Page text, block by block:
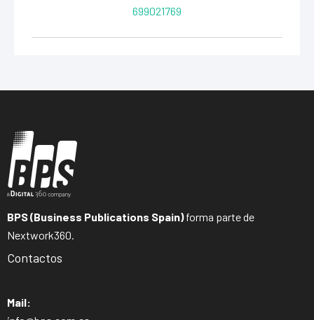
699021769
BPS (Business Publications Spain)forma parte de
Nextwork360.
Contactos
Mail: